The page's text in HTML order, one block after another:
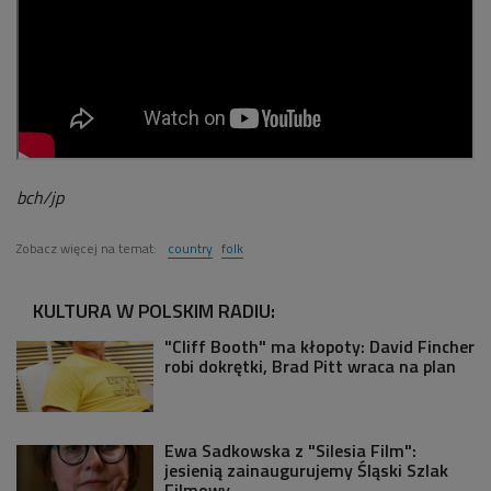
bch/jp
Zobacz więcej na temat: country folk
KULTURA W POLSKIM RADIU:
"Cliff Booth" ma kłopoty: David Fincher
robi dokrętki, Brad Pitt wraca na plan
Ewa Sadkowska z "Silesia Film":
jesienią zainaugurujemy Śląski Szlak